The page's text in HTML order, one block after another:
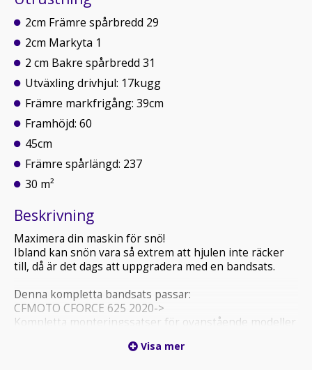
2cm Främre spårbredd 29
2cm Markyta 1
2 cm Bakre spårbredd 31
Utväxling drivhjul: 17kugg
Främre markfrigång: 39cm
Framhöjd: 60
45cm
Främre spårlängd: 237
30 m²
Beskrivning
Maximera din maskin för snö!
Ibland kan snön vara så extrem att hjulen inte räcker
till, då är det dags att uppgradera med en bandsats.
Denna kompletta bandsats passar:
CFMOTO CFORCE 625 2020->
Kompletta monteringssatser för ovanstående modeller
Visa mer